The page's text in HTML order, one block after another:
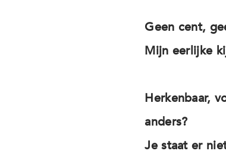
Geen cent,
Mijn eerlijke
Herkenbaar,
anders?
Je staat er